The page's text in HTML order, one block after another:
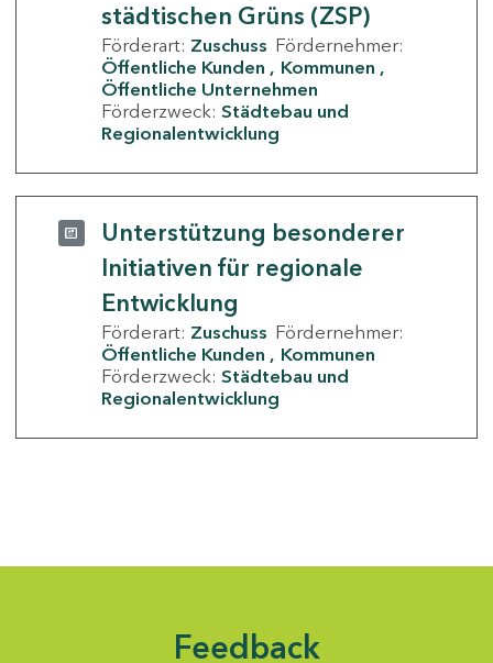
städtischen Grüns (ZSP)
Förderart: Zuschuss Fördernehmer:
Öffentliche Kunden
Kommunen
Öffentliche Unternehmen
Förderzweck: Städtebau und
Regionalentwicklung
Unterstützung besonderer
Initiativen für regionale
Entwicklung
Förderart: Zuschuss Fördernehmer:
Öffentliche Kunden
Kommunen
Förderzweck: Städtebau und
Regionalentwicklung
Feedback